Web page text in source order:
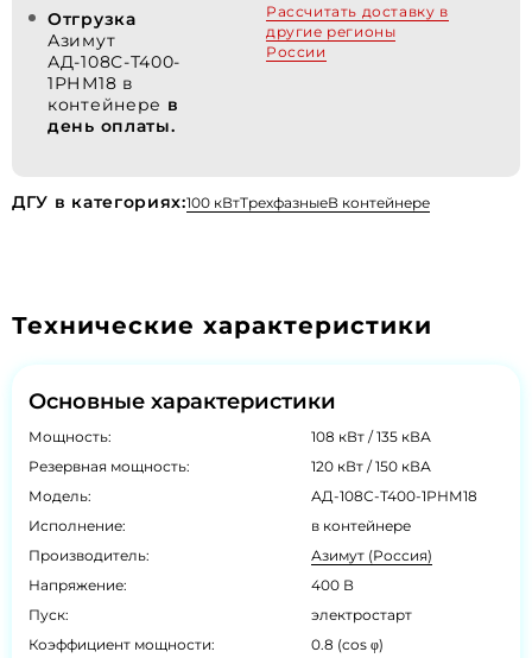
Отгрузка
Азимут
АД-108С-Т400-
1РНМ18 в
контейнере в
день оплаты.
Рассчитать доставку в
другие регионы
России
ДГУ в категориях:100 кВтТрехфазныеВ контейнере
Технические характеристики
Основные характеристики
Мощность:
108 кВт / 135 кВА
Резервная мощность:
120 кВт / 150 кВА
Модель:
АД-108С-Т400-1РНМ18
Исполнение:
в контейнере
Производитель:
Азимут (Россия)
Напряжение:
400 В
Пуск:
электростарт
Коэффициент мощности:
0.8 (cos φ)